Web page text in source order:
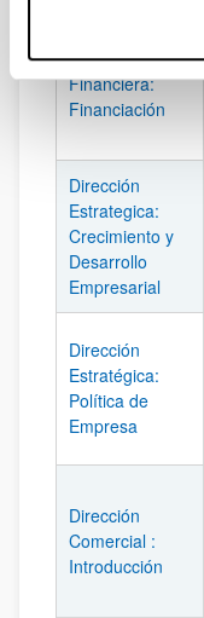
Dirección
Financiera:
Financiación
Dirección
Estrategica:
Crecimiento y
Desarrollo
Empresarial
Dirección
Estratégica:
Política de
Empresa
Dirección
Comercial :
Introducción